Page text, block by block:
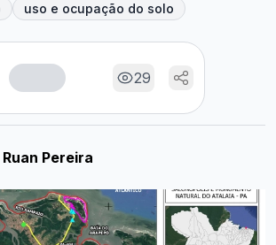
uso e ocupação do solo
29
Pereira